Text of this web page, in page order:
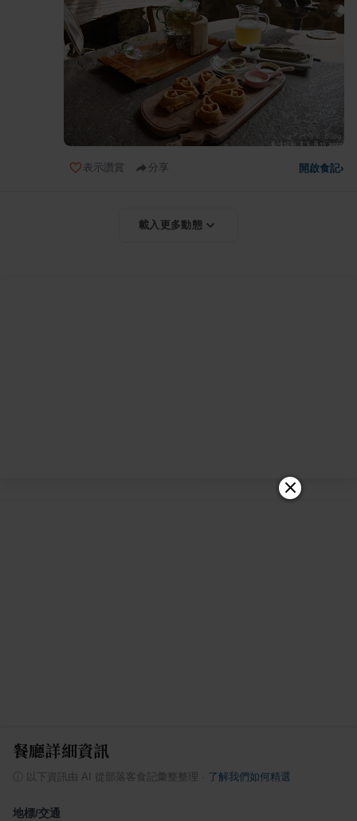
表示讚賞 分享 開啟食記›
載入更多動態
餐廳詳細資訊
以下資訊由 AI 從部落客食記彙整整理 了解我們如何精選
地標/交通